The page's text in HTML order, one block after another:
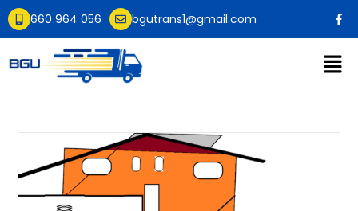
660 964 056 bgutrans1@gmail.com